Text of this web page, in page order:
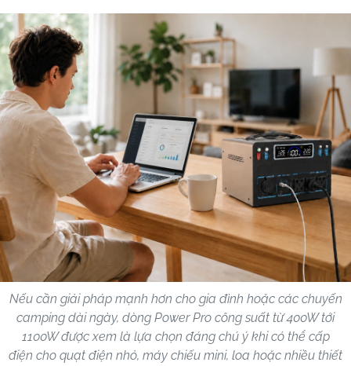
Nếu cần giải pháp mạnh hơn cho gia đình hoặc các chuyến
camping dài ngày, dòng Power Pro công suất từ 400W tới
1100W được xem là lựa chọn đáng chú ý khi có thể cấp
điện cho quạt điện nhỏ, máy chiếu mini, loa hoặc nhiều thiết